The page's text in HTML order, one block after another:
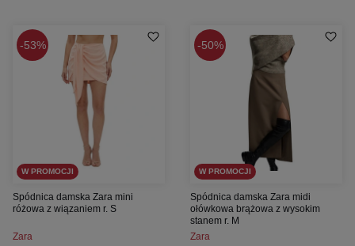
53%
W PROMOCJI
Spódnica damska Zara mini
różowa z wiązaniem r. S
Zara
50%
W PROMOCJI
Spódnica damska Zara midi
ołówkowa brążowa z wysokim
stanem r. M
Zara